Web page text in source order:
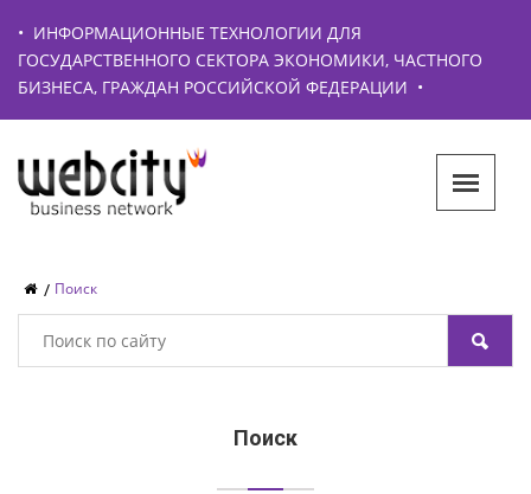
• ИНФОРМАЦИОННЫЕ ТЕХНОЛОГИИ ДЛЯ
ГОСУДАРСТВЕННОГО СЕКТОРА ЭКОНОМИКИ, ЧАСТНОГО
БИЗНЕСА, ГРАЖДАН РОССИЙСКОЙ ФЕДЕРАЦИИ •
Поиск
Поиск